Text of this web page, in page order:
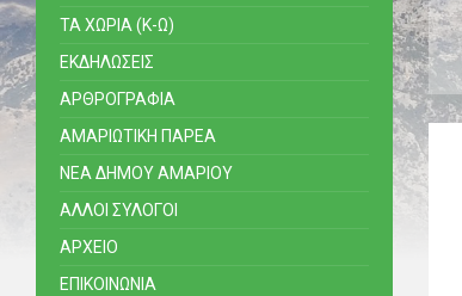
ΤΑ ΧΩΡΙΑ (Κ-Ω)
ΕΚΔΗΛΩΣΕΙΣ
ΑΡΘΡΟΓΡΑΦΙΑ
ΑΜΑΡΙΩΤΙΚΗ ΠΑΡΕΑ
ΝΕΑ ΔΗΜΟΥ ΑΜΑΡΙΟΥ
ΑΛΛΟΙ ΣΥΛΟΓΟΙ
ΑΡΧΕΙΟ
ΕΠΙΚΟΙΝΩΝΙΑ